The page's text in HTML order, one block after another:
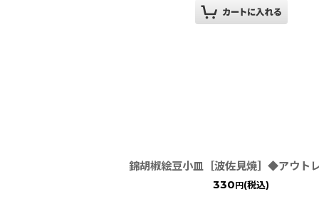
錦胡椒絵豆小皿［波佐見焼］◆アウト
330 円 (税込)